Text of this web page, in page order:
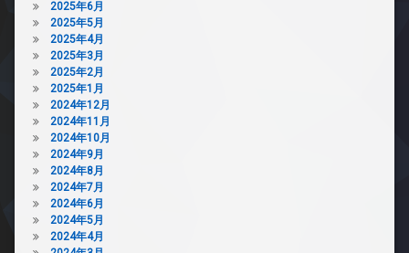
2025年6月
2025年5月
2025年4月
2025年3月
2025年2月
2025年1月
2024年12月
2024年11月
2024年10月
2024年9月
2024年8月
2024年7月
2024年6月
2024年5月
2024年4月